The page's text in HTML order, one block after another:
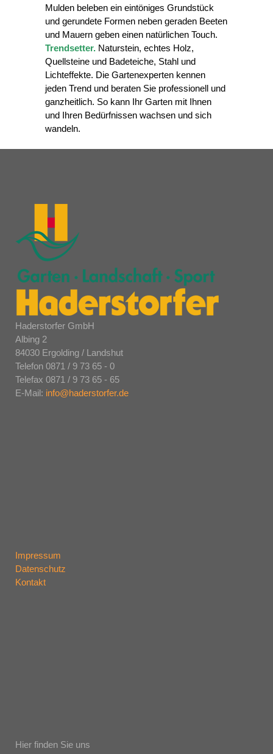
Mulden beleben ein eintöniges Grundstück
und gerundete Formen neben geraden Beeten
und Mauern geben einen natürlichen Touch.
Trendsetter. Naturstein, echtes Holz,
Quellsteine und Badeteiche, Stahl und
Lichteffekte. Die Gartenexperten kennen
jeden Trend und beraten Sie professionell und
ganzheitlich. So kann Ihr Garten mit Ihnen
und Ihren Bedürfnissen wachsen und sich
wandeln.
Haderstorfer GmbH
Albing 2
84030 Ergolding / Landshut
Telefon 0871 / 9 73 65 - 0
Telefax 0871 / 9 73 65 - 65
E-Mail: info@haderstorfer.de
Impressum
Datenschutz
Kontakt
Hier finden Sie uns